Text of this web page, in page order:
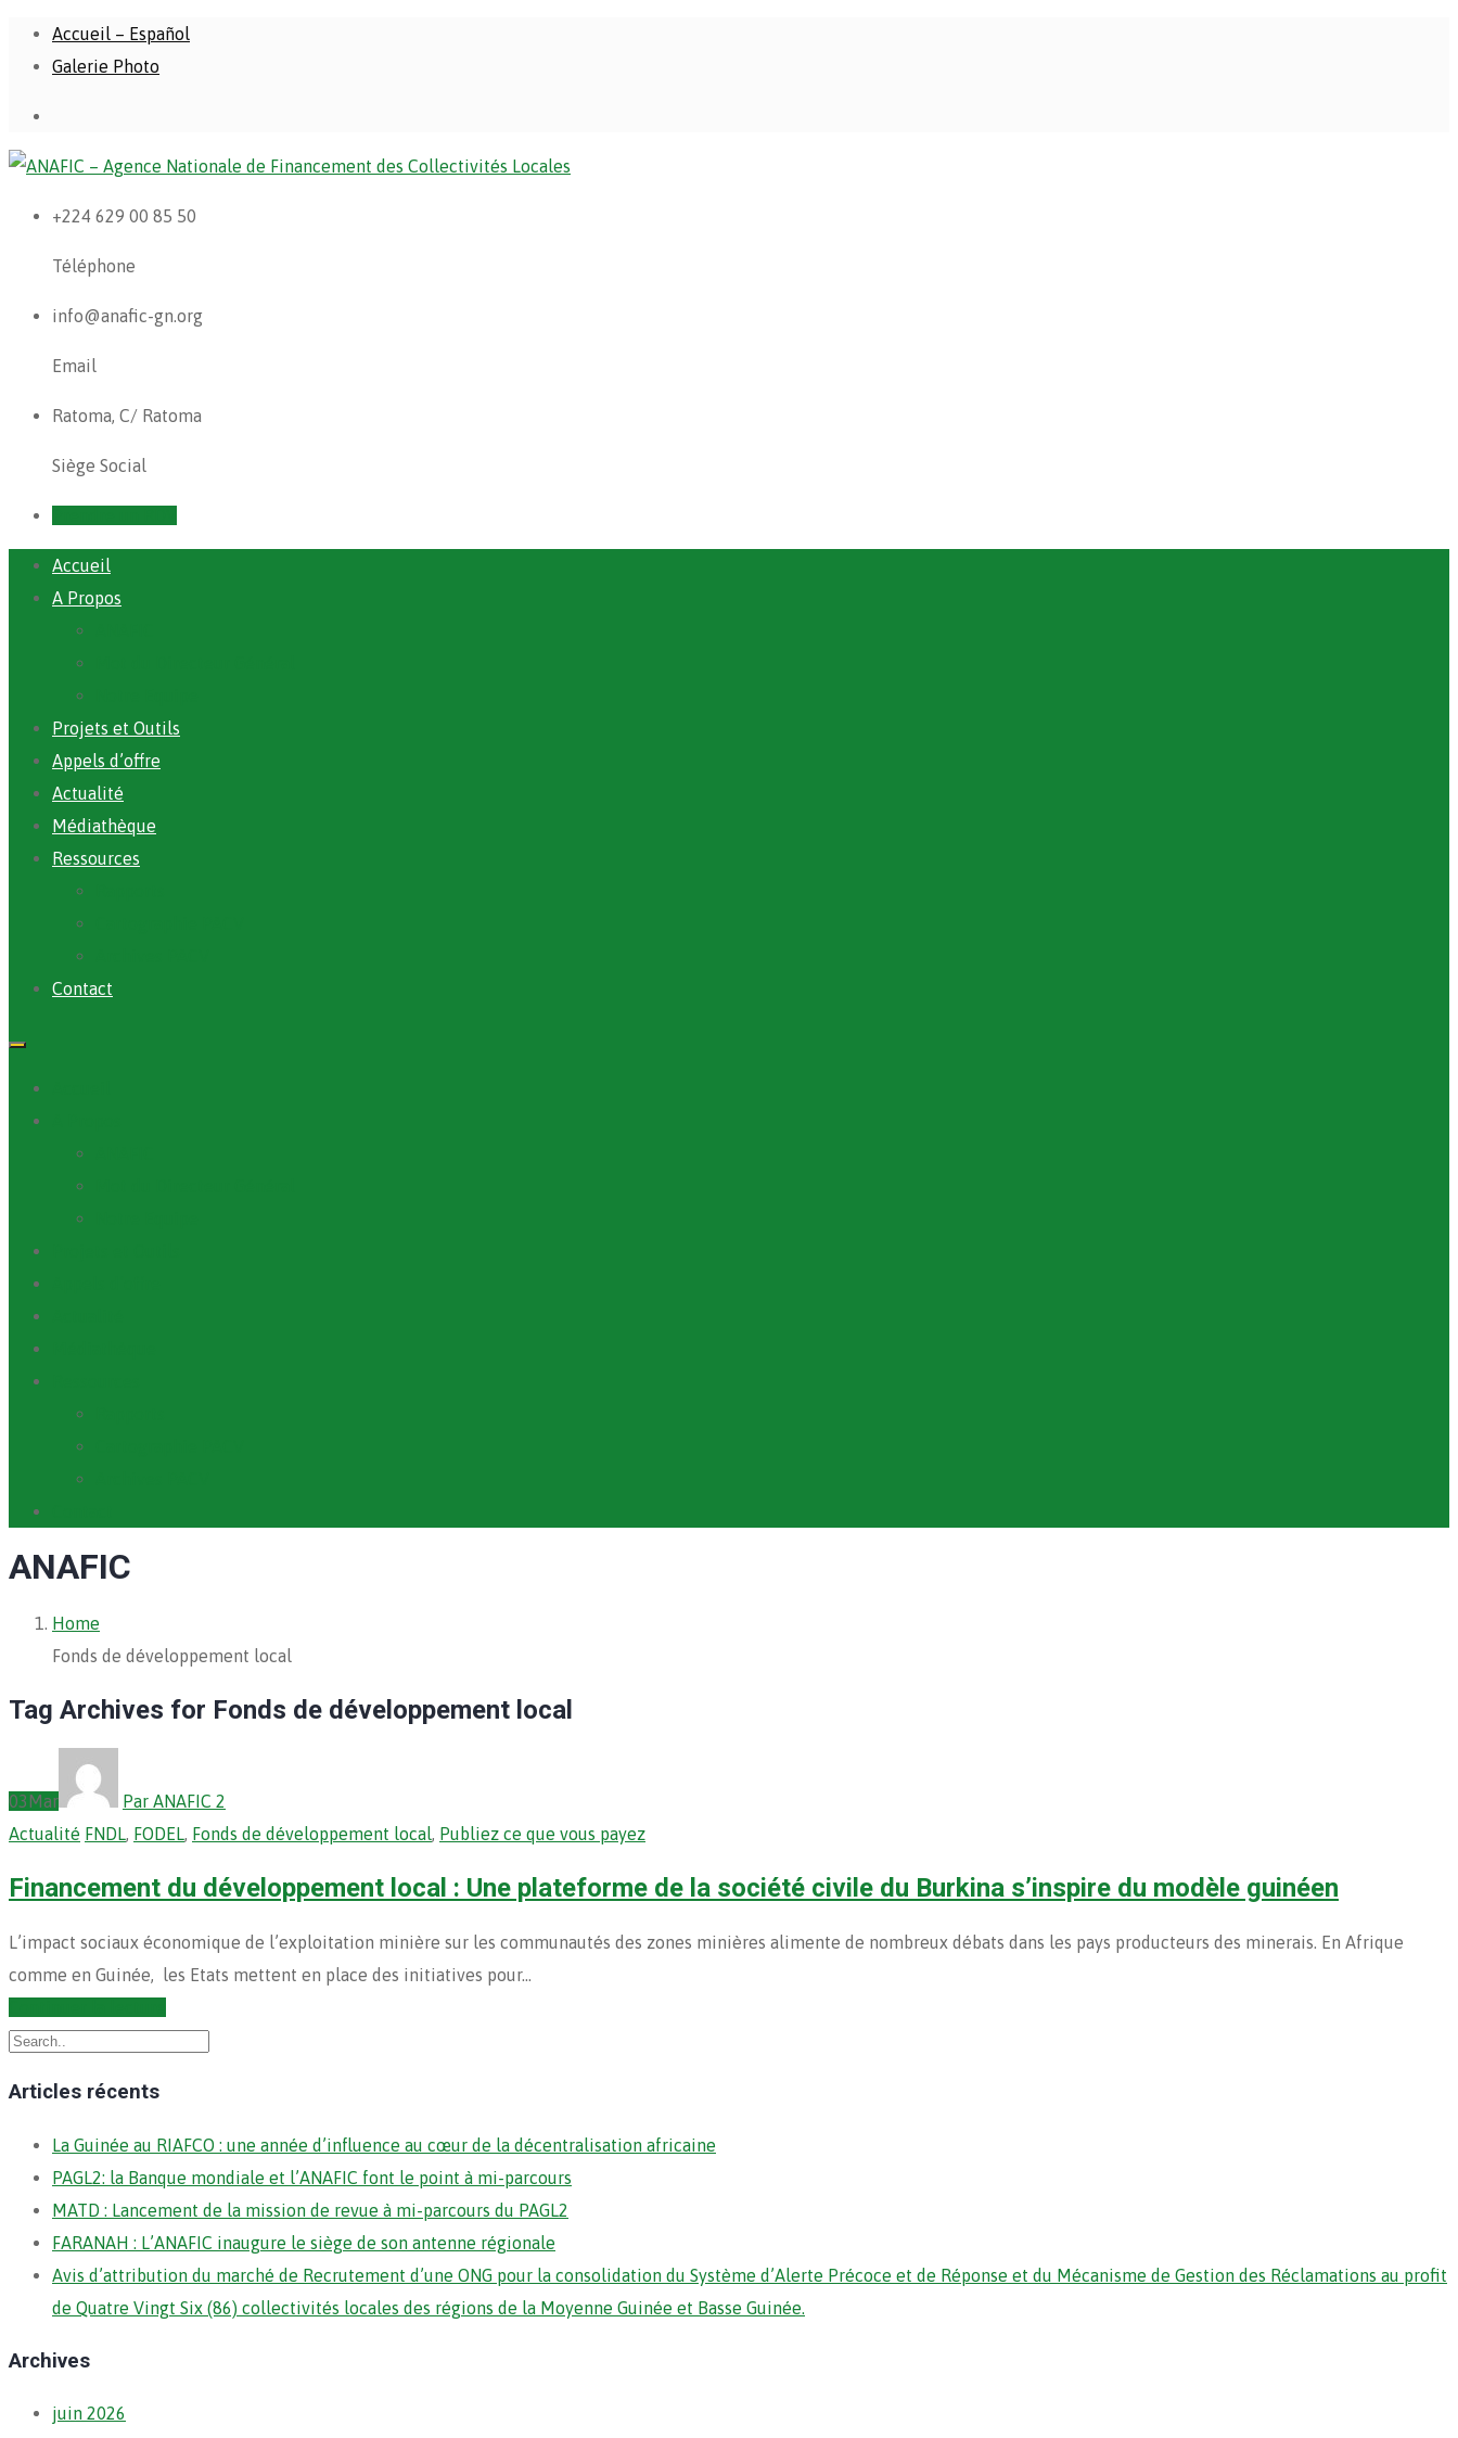
Accueil – Español
Galerie Photo
+224 629 00 85 50
Téléphone
info@anafic-gn.org
Email
Ratoma, C/ Ratoma
Siège Social
Accueil
A Propos
Projets et Outils
Appels d’offre
Actualité
Médiathèque
Ressources
Contact
ANAFIC
Home
Fonds de développement local
Tag Archives for Fonds de développement local
03Mar
Par ANAFIC 2
Actualité FNDL, FODEL, Fonds de développement local, Publiez ce que vous payez
Financement du développement local : Une plateforme de la société civile du Burkina s’inspire du modèle guinéen
L’impact sociaux économique de l’exploitation minière sur les communautés des zones minières alimente de nombreux débats dans les pays producteurs des minerais. En Afrique
comme en Guinée, les Etats mettent en place des initiatives pour…
Articles récents
La Guinée au RIAFCO : une année d’influence au cœur de la décentralisation africaine
PAGL2: la Banque mondiale et l’ANAFIC font le point à mi-parcours
MATD : Lancement de la mission de revue à mi-parcours du PAGL2
FARANAH : L’ANAFIC inaugure le siège de son antenne régionale
Avis d’attribution du marché de Recrutement d’une ONG pour la consolidation du Système d’Alerte Précoce et de Réponse et du Mécanisme de Gestion des Réclamations au profit
de Quatre Vingt Six (86) collectivités locales des régions de la Moyenne Guinée et Basse Guinée.
Archives
juin 2026